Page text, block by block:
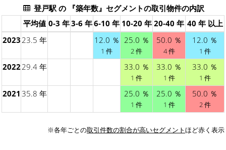
登戸駅 の 『築年数』セグメントの取引物件の内訳
平均値 0-3 年3-6 年6-10 年 10-20 年 20-40 年 40 年 以上
202323.5 年 12.0 ％
1 件
25.0 ％
2 件
50.0 ％
4 件
12.0 ％
1 件
202229.4 年 33.0 ％
1 件
33.0 ％
1 件
33.0 ％
1 件
2021 35.8 年 25.0 ％
1 件
25.0 ％
1 件
50.0 ％
2 件
※各年ごとの取引件数の割合が高いセグメントほど赤く表示